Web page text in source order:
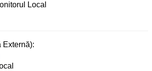
Local
Externă):